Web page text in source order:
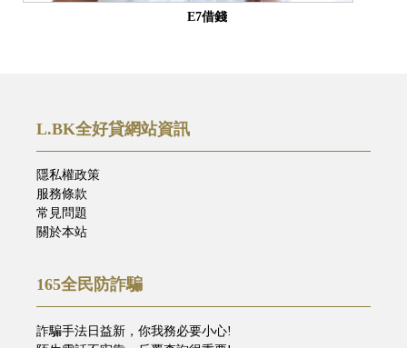
E7借錢
L.BK全好貸網站資訊
隱私權政策
服務條款
常見問題
關於本站
165全民防詐騙
詐騙手法日益新，你我務必要小心!